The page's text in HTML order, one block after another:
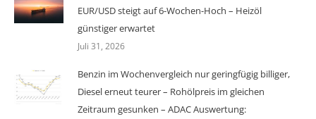
EUR/USD steigt auf 6-Wochen-Hoch – Heizöl
günstiger erwartet
Juli 31, 2026
Benzin im Wochenvergleich nur geringfügig billiger,
Diesel erneut teurer – Rohölpreis im gleichen
Zeitraum gesunken – ADAC Auswertung: